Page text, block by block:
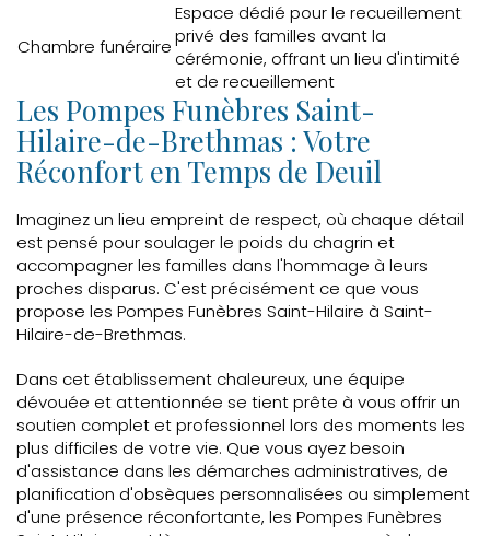
Chambre funéraire
Espace dédié pour le recueillement
privé des familles avant la
cérémonie, offrant un lieu d'intimité
et de recueillement
Les Pompes Funèbres Saint-
Hilaire-de-Brethmas : Votre
Réconfort en Temps de Deuil
Imaginez un lieu empreint de respect, où chaque détail
est pensé pour soulager le poids du chagrin et
accompagner les familles dans l'hommage à leurs
proches disparus. C'est précisément ce que vous
propose les Pompes Funèbres Saint-Hilaire à Saint-
Hilaire-de-Brethmas.
Dans cet établissement chaleureux, une équipe
dévouée et attentionnée se tient prête à vous offrir un
soutien complet et professionnel lors des moments les
plus difficiles de votre vie. Que vous ayez besoin
d'assistance dans les démarches administratives, de
planification d'obsèques personnalisées ou simplement
d'une présence réconfortante, les Pompes Funèbres